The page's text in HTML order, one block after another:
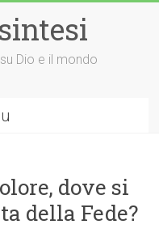
Dio e il mondo
dove si
della Fede?